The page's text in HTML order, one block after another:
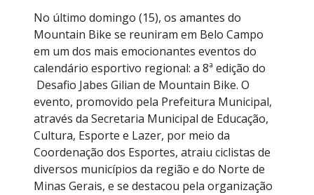
No último domingo (15), os amantes do
Mountain Bike se reuniram em Belo Campo
em um dos mais emocionantes eventos do
calendário esportivo regional: a 8ª edição do
Desafio Jabes Gilian de Mountain Bike. O
evento, promovido pela Prefeitura Municipal,
através da Secretaria Municipal de Educação,
Cultura, Esporte e Lazer, por meio da
Coordenação dos Esportes, atraiu ciclistas de
diversos municípios da região e do Norte de
Minas Gerais, e se destacou pela organização